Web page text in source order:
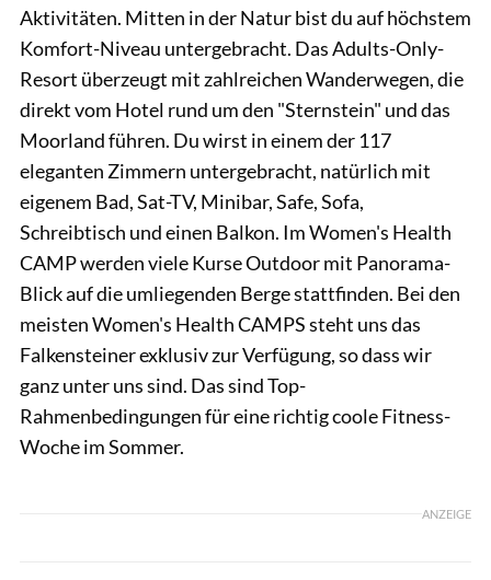
Aktivitäten. Mitten in der Natur bist du auf höchstem
Komfort-Niveau untergebracht. Das Adults-Only-
Resort überzeugt mit zahlreichen Wanderwegen, die
direkt vom Hotel rund um den "Sternstein" und das
Moorland führen. Du wirst in einem der 117
eleganten Zimmern untergebracht, natürlich mit
eigenem Bad, Sat-TV, Minibar, Safe, Sofa,
Schreibtisch und einen Balkon. Im Women's Health
CAMP werden viele Kurse Outdoor mit Panorama-
Blick auf die umliegenden Berge stattfinden. Bei den
meisten Women's Health CAMPS steht uns das
Falkensteiner exklusiv zur Verfügung, so dass wir
ganz unter uns sind. Das sind Top-
Rahmenbedingungen für eine richtig coole Fitness-
Woche im Sommer.
ANZEIGE